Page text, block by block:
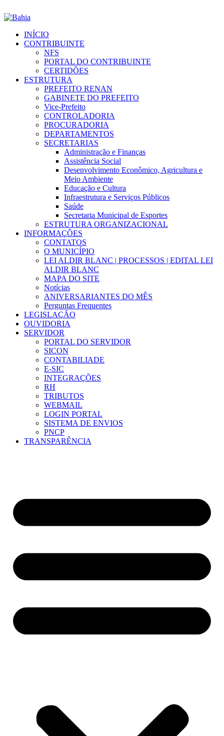
INÍCIO
CONTRIBUINTE
NFS
PORTAL DO CONTRIBUINTE
CERTIDÕES
ESTRUTURA
PREFEITO RENAN
GABINETE DO PREFEITO
Vice-Prefeito
CONTROLADORIA
PROCURADORIA
DEPARTAMENTOS
SECRETARIAS
Administração e Finanças
Assistência Social
Desenvolvimento Econômico, Agricultura e
Meio Ambiente
Educação e Cultura
Infraestrutura e Serviços Públicos
Saúde
Secretaria Municipal de Esportes
ESTRUTURA ORGANIZACIONAL
INFORMAÇÕES
CONTATOS
O MUNICÍPIO
LEI ALDIR BLANC | PROCESSOS | EDITAL LEI
ALDIR BLANC
MAPA DO SITE
Notícias
ANIVERSARIANTES DO MÊS
Perguntas Frequentes
LEGISLAÇÃO
OUVIDORIA
SERVIDOR
PORTAL DO SERVIDOR
SICON
CONTABILIADE
E-SIC
INTEGRAÇÕES
RH
TRIBUTOS
WEBMAIL
LOGIN PORTAL
SISTEMA DE ENVIOS
PNCP
TRANSPARÊNCIA